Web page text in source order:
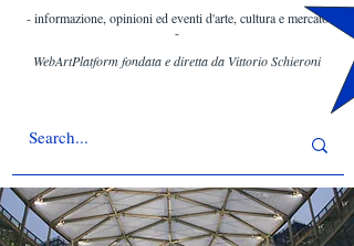
- informazione, opinioni ed eventi d'arte, cultura e mercato
-
WebArtPlatform fondata e diretta da Vittorio Schieroni